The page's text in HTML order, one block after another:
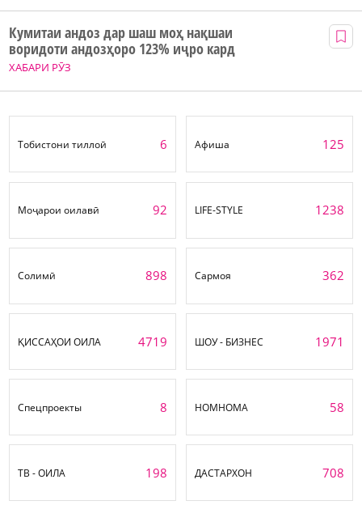
ХАБАРИ РӮЗ
Кумитаи андоз дар шаш моҳ нақшаи
воридоти андозҳоро 123% иҷро кард
Тобистони тиллоӣ 6 Афиша 125
Моҷарои оилавӣ 92 LIFE-STYLE 1238
Солимӣ 898 Сармоя 362
ҚИССАҲОИ ОИЛА 4719 ШОУ - БИЗНЕС 1971
Спецпроекты 8 НОМНОМА 58
ТВ - ОИЛА 198 ДАСТАРХОН 708